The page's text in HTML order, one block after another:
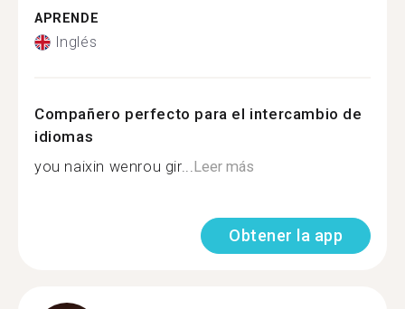
APRENDE
Inglés
Compañero perfecto para el intercambio de
idiomas
you naixin wenrou gir...Leer más
Obtener la app